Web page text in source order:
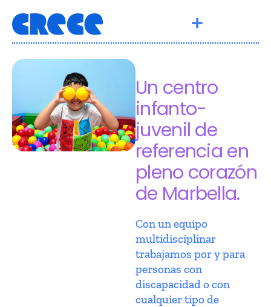
Un centro
infanto-
juvenil de
referencia en
pleno corazón
de Marbella.
Con un equipo
multidisciplinar
trabajamos por y para
personas con
discapacidad o con
cualquier tipo de